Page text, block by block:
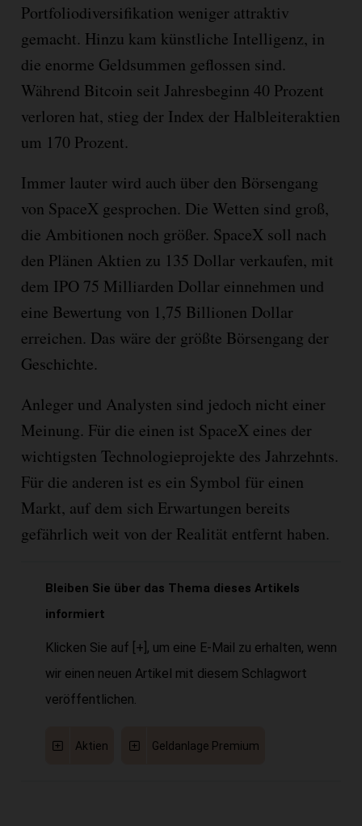
Portfoliodiversifikation weniger attraktiv
gemacht. Hinzu kam künstliche Intelligenz, in
die enorme Geldsummen geflossen sind.
Während Bitcoin seit Jahresbeginn 40 Prozent
verloren hat, stieg der Index der Halbleiteraktien
um 170 Prozent.
Immer lauter wird auch über den Börsengang
von SpaceX gesprochen. Die Wetten sind groß,
die Ambitionen noch größer. SpaceX soll nach
den Plänen Aktien zu 135 Dollar verkaufen, mit
dem IPO 75 Milliarden Dollar einnehmen und
eine Bewertung von 1,75 Billionen Dollar
erreichen. Das wäre der größte Börsengang der
Geschichte.
Anleger und Analysten sind jedoch nicht einer
Meinung. Für die einen ist SpaceX eines der
wichtigsten Technologieprojekte des Jahrzehnts.
Für die anderen ist es ein Symbol für einen
Markt, auf dem sich Erwartungen bereits
gefährlich weit von der Realität entfernt haben.
Bleiben Sie über das Thema dieses Artikels
informiert
Klicken Sie auf [+], um eine E-Mail zu erhalten, wenn
wir einen neuen Artikel mit diesem Schlagwort
veröffentlichen.
Aktien Geldanlage Premium